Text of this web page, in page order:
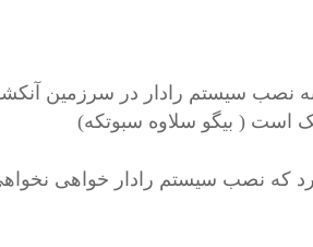
نصب سیستم رادار در سرزمین
است ( بیگو سلاوه سبوتکه)
که نصب سیستم رادار خواهی